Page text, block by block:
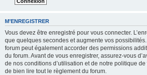
M’ENREGISTRER
Vous devez être enregistré pour vous connecter.
que quelques secondes et augmente vos possibilités.
forum peut également accorder des permissions
du forum. Avant de vous enregistrer, assurez-vous
de nos conditions d’utilisation et de notre politique
de bien lire tout le règlement du forum.